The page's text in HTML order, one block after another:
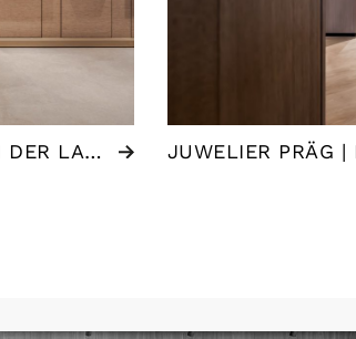
JUWELIER DOWA | LIMBURG AN DER LAHN (DE) JUWELIER PRÄG |